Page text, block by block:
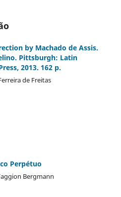
by Machado de Assis.
Pittsburgh: Latin
2013. 162 p.
de Freitas
Perpétuo
Bergmann